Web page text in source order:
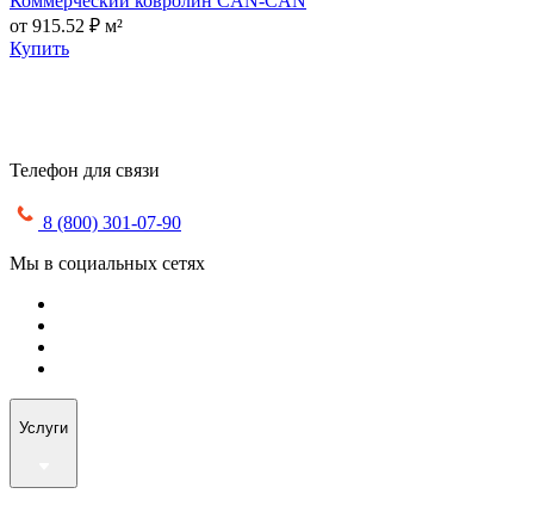
от 915.52 ₽ м²
Купить
Телефон для связи
8 (800) 301-07-90
Мы в социальных сетях
Услуги